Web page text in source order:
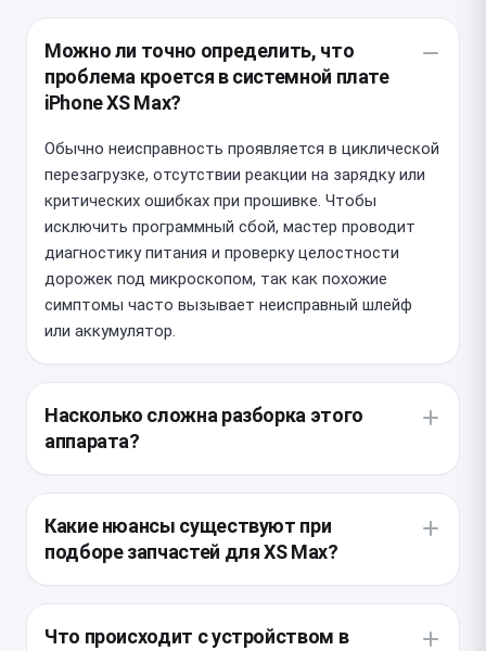
Можно ли точно определить, что
проблема кроется в системной плате
iPhone XS Max?
Обычно неисправность проявляется в циклической
перезагрузке, отсутствии реакции на зарядку или
критических ошибках при прошивке. Чтобы
исключить программный сбой, мастер проводит
диагностику питания и проверку целостности
дорожек под микроскопом, так как похожие
симптомы часто вызывает неисправный шлейф
или аккумулятор.
Насколько сложна разборка этого
аппарата?
влагозащитной проклейки. Внутри расположена
сложная двухэтапная плата, поэтому демонтаж
компонентов требует высокой точности, чтобы не
экранирующие пластины.
Какие нюансы существуют при
подборе запчастей для XS Max?
Что происходит с устройством в